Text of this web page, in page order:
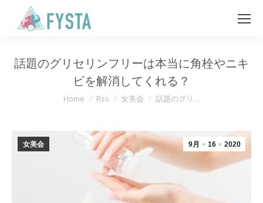
話題のグリセリンフリーは本当に角栓やニキ
ビを解消してくれる？
You are here:
Home Rss 女美会 話題のグリ…
9月 16 2020
女美会